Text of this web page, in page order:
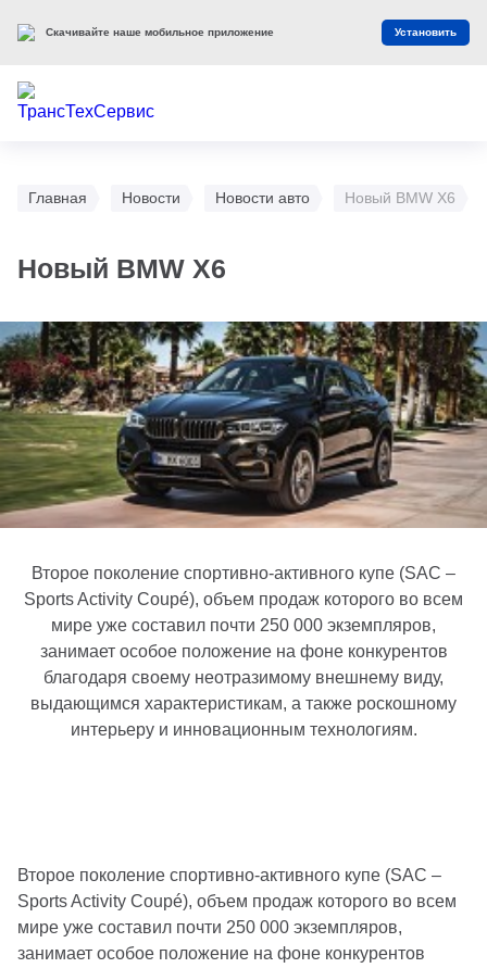
Главная Новости Новости авто Новый BMW X6
Новый BMW X6
Второе поколение спортивно-активного купе (SAC –
Sports Activity Coupé), объем продаж которого во всем
мире уже составил почти 250 000 экземпляров,
занимает особое положение на фоне конкурентов
благодаря своему неотразимому внешнему виду,
выдающимся характеристикам, а также роскошному
интерьеру и инновационным технологиям.
Второе поколение спортивно-активного купе (SAC –
Sports Activity Coupé), объем продаж которого во всем
мире уже составил почти 250 000 экземпляров,
занимает особое положение на фоне конкурентов
Скачивайте наше мобильное приложение Установить